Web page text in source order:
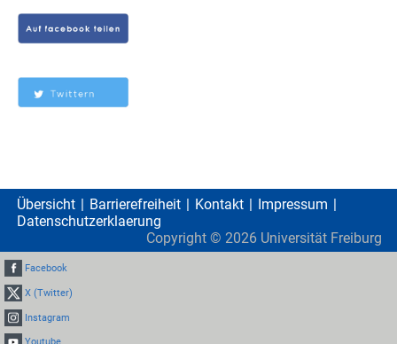
Übersicht Barrierefreiheit Kontakt
Impressum
Datenschutzerklaerung
Copyright © 2026 Universität Freiburg
Facebook
X (Twitter)
Instagram